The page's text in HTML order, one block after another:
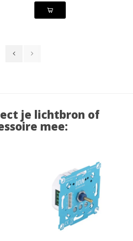
je lichtbron of
mee: